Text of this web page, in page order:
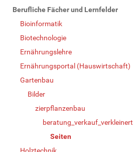
Berufliche Fächer und Lernfelder
Bioinformatik
Biotechnologie
Ernährungslehre
Ernährungsportal (Hauswirtschaft)
Gartenbau
Bilder
zierpflanzenbau
beratung_verkauf_verkleinert
Seiten